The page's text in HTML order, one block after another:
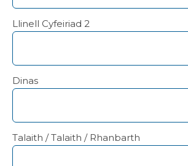
Llinell Cyfeiriad 2
Dinas
Talaith / Talaith / Rhanbarth